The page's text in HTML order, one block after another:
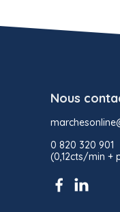
Nous
0 820 320 901
(0,12cts/min +